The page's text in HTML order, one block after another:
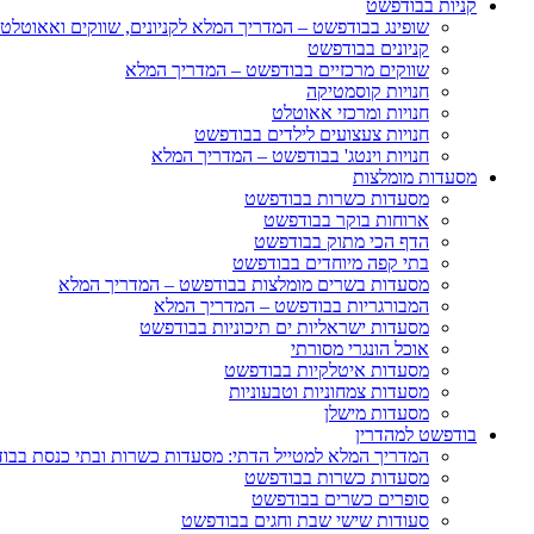
קניות בבודפשט
שופינג בבודפשט – המדריך המלא לקניונים, שווקים
קניונים בבודפשט
שווקים מרכזיים בבודפשט – המדריך המלא
חנויות קוסמטיקה
חנויות ומרכזי אאוטלט
חנויות צעצועים לילדים בבודפשט
חנויות וינטג' בבודפשט – המדריך המלא
מסעדות מומלצות
מסעדות כשרות בבודפשט
ארוחות בוקר בבודפשט
הדף הכי מתוק בבודפשט
בתי קפה מיוחדים בבודפשט
מסעדות בשרים מומלצות בבודפשט – המדריך המלא
המבורגריות בבודפשט – המדריך המלא
מסעדות ישראליות ים תיכוניות בבודפשט
אוכל הונגרי מסורתי
מסעדות איטלקיות בבודפשט
מסעדות צמחוניות וטבעוניות
מסעדות מישלן
בודפשט למהדרין
המדריך המלא למטייל הדתי: מסעדות כשרות ובתי כנסת
מסעדות כשרות בבודפשט
סופרים כשרים בבודפשט
סעודות שישי שבת וחגים בבודפשט